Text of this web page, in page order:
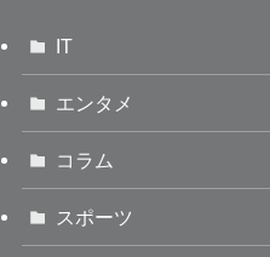
IT
エンタメ
コラム
スポーツ